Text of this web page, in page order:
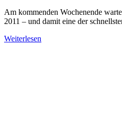
Am kommenden Wochenende
2011 – und damit eine der
Weiterlesen